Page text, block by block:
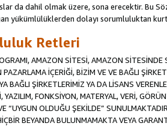
da dahil olmak üzere, sona erecektir. Bu
yükümlülüklerden dolayı sorumluluktan
Retleri
AMAZON SİTESİ, AMAZON SİTESİNDE
PAZARLAMA İÇERİĞİ, BİZİM VE VE BAĞLI
BAĞLI ŞİRKETLERİMİZ YA DA LİSANS
FONKSİYON, MATERYAL, VERİ,
“UYGUN OLDUĞU ŞEKİLDE”
BEYANDA BULUNMAMAKTA VEYA